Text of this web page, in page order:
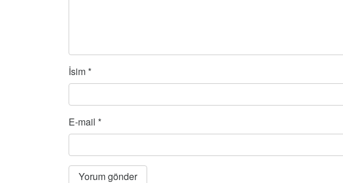
İsim*
E-mail *